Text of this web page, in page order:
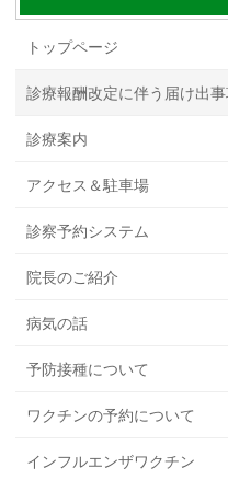
トップページ
診療報酬改定に伴う届け出
診療案内
アクセス＆駐車場
診察予約システム
院長のご紹介
病気の話
予防接種について
ワクチンの予約について
インフルエンザワクチン